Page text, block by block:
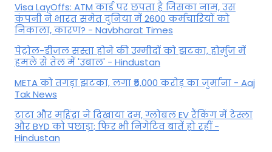
Visa LayOffs: ATM कार्ड पर छपता है जिसका नाम, उस
कंपनी ने भारत समेत दुनिया में 2600 कर्मचारियों को
निकाला, कारण? - Navbharat Times
पेट्रोल-डीजल सस्ता होने की उम्मीदों को झटका, होर्मुज में
हमले से तेल में 'उबाल' - Hindustan
META को तगड़ा झटका, लगा ₹5,000 करोड़ का जुर्माना - Aaj
Tak News
टाटा और महिंद्रा ने दिखाया दम, ग्लोबल EV रैंकिंग में टेस्ला
और BYD को पछाड़ा; फिर भी निगेटिव बातें हो रहीं -
Hindustan